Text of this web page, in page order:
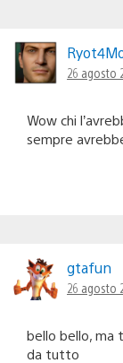
26 agosto
Wow chi
sempre
gtafun
26 agosto
bello bello, ma
da tutto